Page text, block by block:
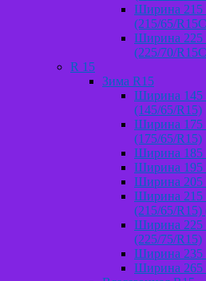
Ширина 215
(215/65/
Ширина 225
(225/70/
R 15
Зима R15
Ширина 145
(145/65/R15)
Ширина 175
(175/65/R15)
Ширина 185
Ширина 195
Ширина 205
Ширина 215
(215/65/R15)
Ширина 225
(225/75/R15)
Ширина 235
Ширина 265